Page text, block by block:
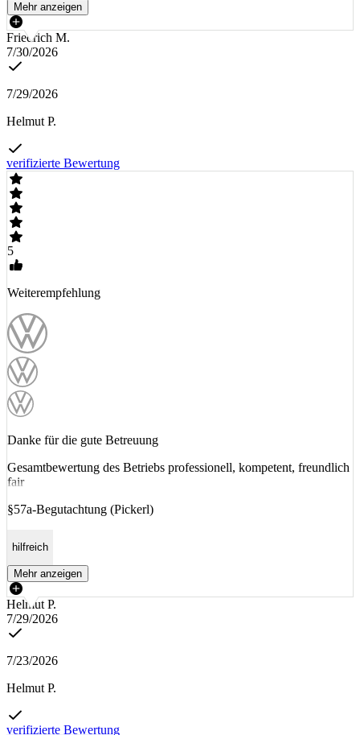
Mehr anzeigen
Friedrich M.
7/30/2026
7/29/2026
Helmut P.
verifizierte Bewertung
5
Weiterempfehlung
Danke für die gute Betreuung
Gesamtbewertung des Betriebs professionell, kompetent, freundlich
fair
§57a-Begutachtung (Pickerl)
hilfreich
Mehr anzeigen
Helmut P.
7/29/2026
7/23/2026
Helmut P.
verifizierte Bewertung